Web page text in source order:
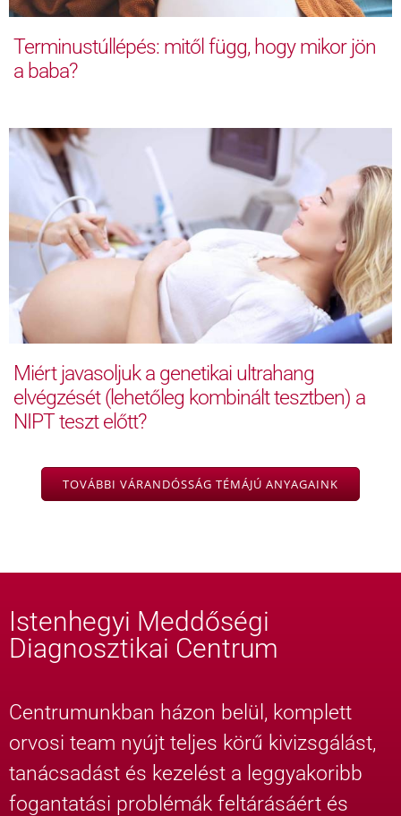
Terminustúllépés: mitől függ, hogy mikor jön
a baba?
Miért javasoljuk a genetikai ultrahang
elvégzését (lehetőleg kombinált tesztben) a
NIPT teszt előtt?
TOVÁBBI VÁRANDÓSSÁG TÉMÁJÚ ANYAGAINK
Istenhegyi Meddőségi
Diagnosztikai Centrum
Centrumunkban házon belül, komplett
orvosi team nyújt teljes körű kivizsgálást,
tanácsadást és kezelést a leggyakoribb
fogantatási problémák feltárásáért és